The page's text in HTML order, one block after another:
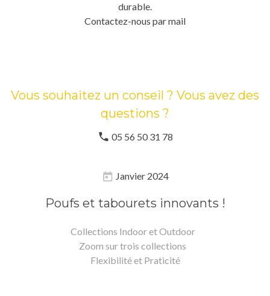
durable.
Contactez-nous par mail
Vous souhaitez un conseil ? Vous avez des
questions ?
05 56 50 31 78
Janvier 2024
Poufs et tabourets innovants !
Collections Indoor et Outdoor
Zoom sur trois collections
Flexibilité et Praticité